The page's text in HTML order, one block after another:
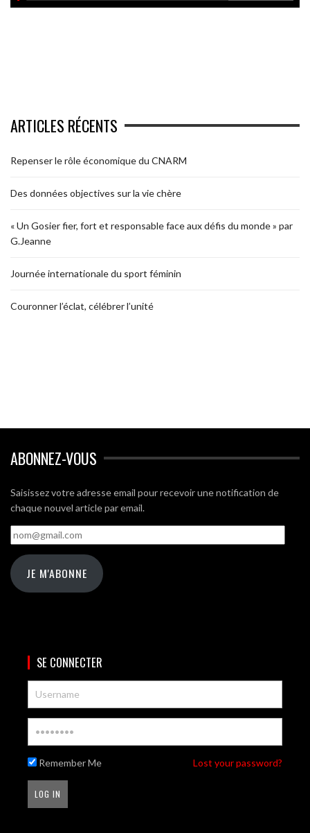
ARTICLES RÉCENTS
Repenser le rôle économique du CNARM
Des données objectives sur la vie chère
« Un Gosier fier, fort et responsable face aux défis du monde » par
G.Jeanne
Journée internationale du sport féminin
Couronner l’éclat, célébrer l’unité
ABONNEZ-VOUS
Saisissez votre adresse email pour recevoir une notification de
chaque nouvel article par email.
nom@gmail.com
JE M'ABONNE
SE CONNECTER
Remember Me Lost your password?